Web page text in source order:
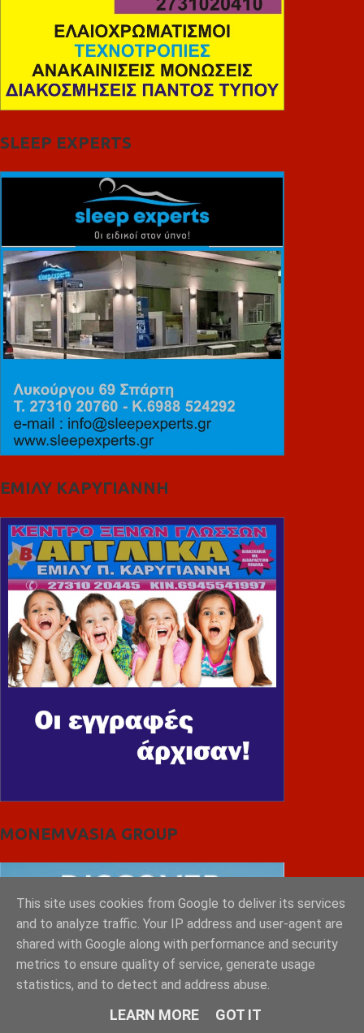
SLEEP EXPERTS
ΕΜΙΛΥ ΚΑΡΥΓΙΑΝΝΗ
MONEMVASIA GROUP
This site uses cookies from Google to deliver its services
and to analyze traffic. Your IP address and user-agent are
shared with Google along with performance and security
metrics to ensure quality of service, generate usage
statistics, and to detect and address abuse.
LEARN MORE GOT IT